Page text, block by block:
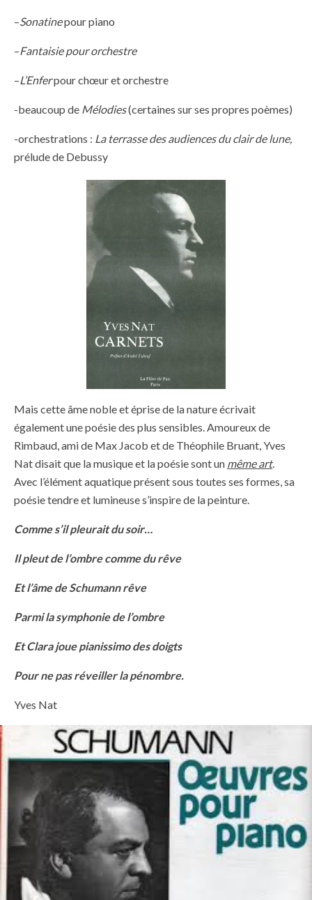
–Sonatinepour piano
–Fantaisie pour orchestre
–L’Enferpour chœur et orchestre
-beaucoup de Mélodies(certaines sur ses propres poèmes)
-orchestrations : La terrasse des audiences du clair de lune,
prélude de Debussy
Mais cette âme noble et éprise de la nature écrivait
également une poésie des plus sensibles. Amoureux de
Rimbaud, ami de Max Jacob et de Théophile Bruant, Yves
Nat disait que la musique et la poésie sont un même art.
Avec l’élément aquatique présent sous toutes ses formes, sa
poésie tendre et lumineuse s’inspire de la peinture.
Comme s’il pleurait du soir…
Il pleut de l’ombre comme du rêve
Et l’âme de Schumann rêve
Parmi la symphonie de l’ombre
Et Clara joue pianissimo des doigts
Pour ne pas réveiller la pénombre.
Yves Nat